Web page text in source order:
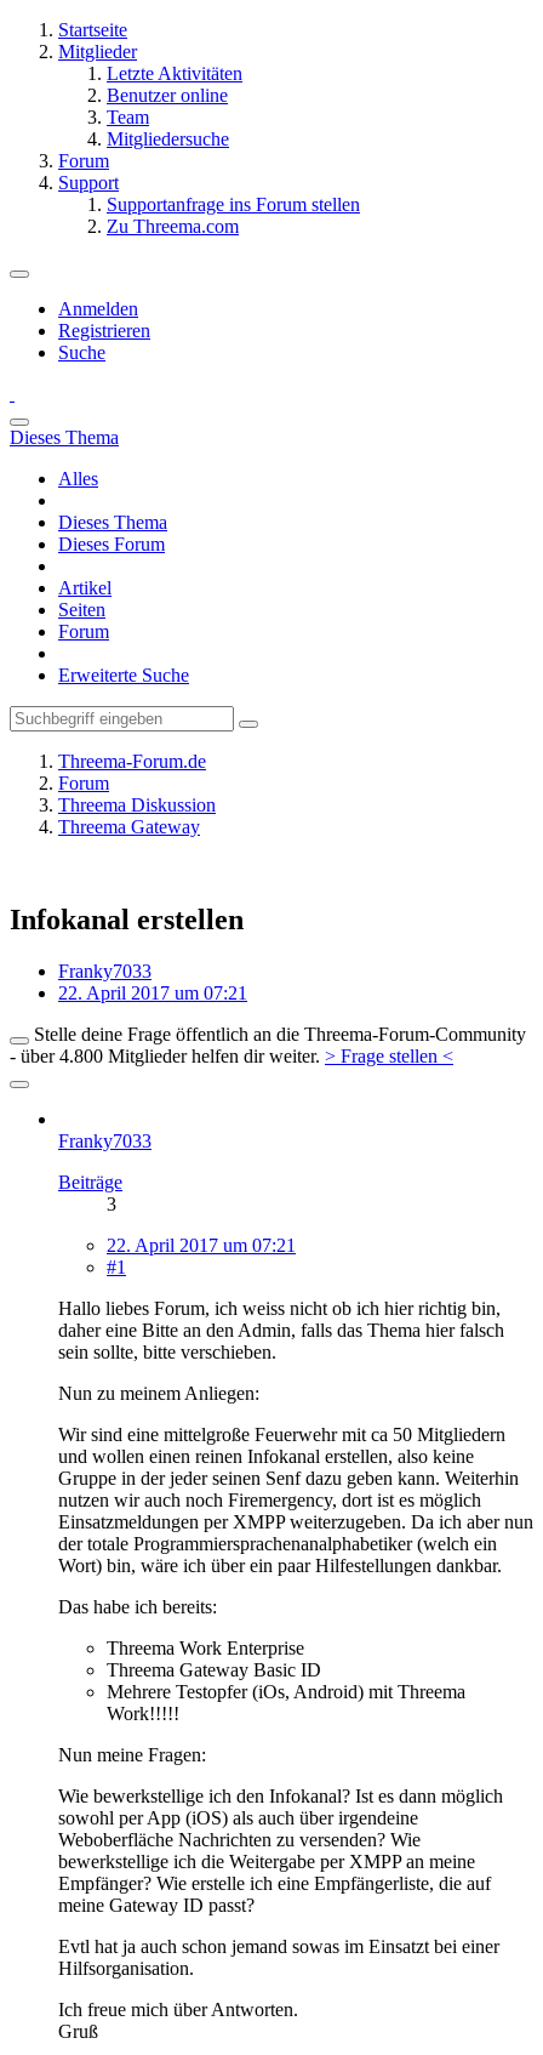
Startseite
Mitglieder
Letzte Aktivitäten
Benutzer online
Team
Mitgliedersuche
Forum
Support
Supportanfrage ins Forum stellen
Zu Threema.com
Anmelden
Registrieren
Suche
Dieses Thema
Alles
Dieses Thema
Dieses Forum
Artikel
Seiten
Forum
Erweiterte Suche
Threema-Forum.de
Forum
Threema Diskussion
Threema Gateway
Infokanal erstellen
Franky7033
22. April 2017 um 07:21
Stelle deine Frage öffentlich an die Threema-Forum-Community
- über 4.800 Mitglieder helfen dir weiter. > Frage stellen <
Franky7033
Beiträge
3
22. April 2017 um 07:21
#1
Hallo liebes Forum, ich weiss nicht ob ich hier richtig bin,
daher eine Bitte an den Admin, falls das Thema hier falsch
sein sollte, bitte verschieben.
Nun zu meinem Anliegen:
Wir sind eine mittelgroße Feuerwehr mit ca 50 Mitgliedern
und wollen einen reinen Infokanal erstellen, also keine
Gruppe in der jeder seinen Senf dazu geben kann. Weiterhin
nutzen wir auch noch Firemergency, dort ist es möglich
Einsatzmeldungen per XMPP weiterzugeben. Da ich aber nun
der totale Programmiersprachenanalphabetiker (welch ein
Wort) bin, wäre ich über ein paar Hilfestellungen dankbar.
Das habe ich bereits:
Threema Work Enterprise
Threema Gateway Basic ID
Mehrere Testopfer (iOs, Android) mit Threema
Work!!!!!
Nun meine Fragen:
Wie bewerkstellige ich den Infokanal? Ist es dann möglich
sowohl per App (iOS) als auch über irgendeine
Weboberfläche Nachrichten zu versenden? Wie
bewerkstellige ich die Weitergabe per XMPP an meine
Empfänger? Wie erstelle ich eine Empfängerliste, die auf
meine Gateway ID passt?
Evtl hat ja auch schon jemand sowas im Einsatzt bei einer
Hilfsorganisation.
Ich freue mich über Antworten.
Gruß